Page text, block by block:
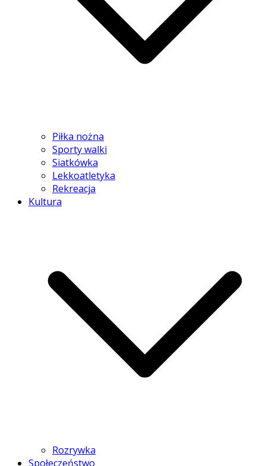
Piłka nożna
Sporty walki
Siatkówka
Lekkoatletyka
Rekreacja
Kultura
Rozrywka
Społeczeństwo